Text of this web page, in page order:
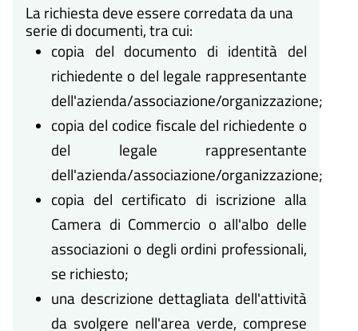
La richiesta deve essere corredata da una
serie di documenti, tra cui:
copia del documento di identità del
richiedente o del legale rappresentante
dell'azienda/associazione/organizzazione;
copia del codice fiscale del richiedente o
del legale rappresentante
dell'azienda/associazione/organizzazione;
copia del certificato di iscrizione alla
Camera di Commercio o all'albo delle
associazioni o degli ordini professionali,
se richiesto;
una descrizione dettagliata dell'attività
da svolgere nell'area verde, comprese